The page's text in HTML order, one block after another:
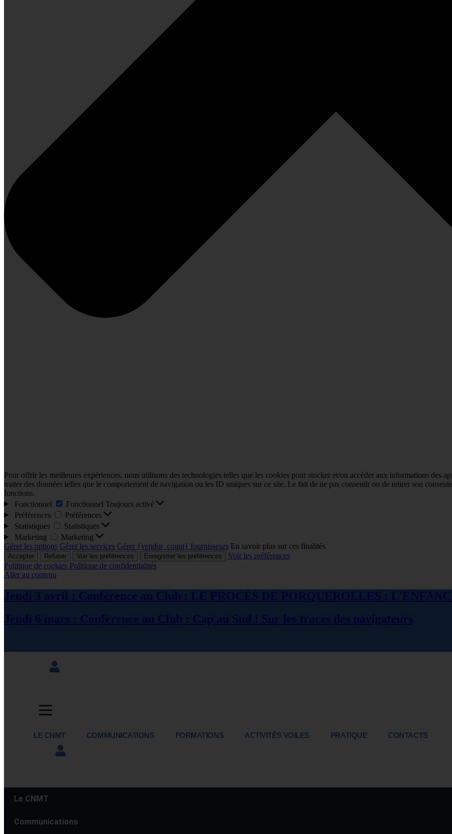
Pour offrir les meilleures expériences, nous utilisons des technologies telles que les cookies pour stocker et/ou accéder aux informations des
traiter des données telles que le comportement de navigation ou les ID uniques sur ce site. Le fait de ne pas consentir ou de retirer son
fonctions.
Fonctionnel
Fonctionnel Toujours activé
Préférences
Préférences
Statistiques
Statistiques
Marketing
Marketing
Gérer les options Gérer les services Gérer {vendor_count} fournisseurs En savoir plus sur ces finalités
Accepter Refuser Voir les préférences Enregistrer les préférences
Voir les préférences
Politique de cookies Politique de confidentialités
Aller au contenu
LE CNMT COMMUNICATIONS FORMATIONS ACTIVITÉS VOILES PRATIQUE CONTACTS
Le CNMT
Communications
Jour :